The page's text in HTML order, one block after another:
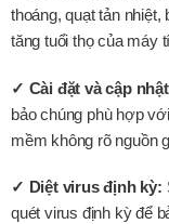
thoáng, quạt tản
tăng tuổi thọ của máy
✓ Cài đặt và cập
bảo chúng phù hợp
mềm không rõ nguồn
✓ Diệt virus định kỳ:
quét virus định kỳ để